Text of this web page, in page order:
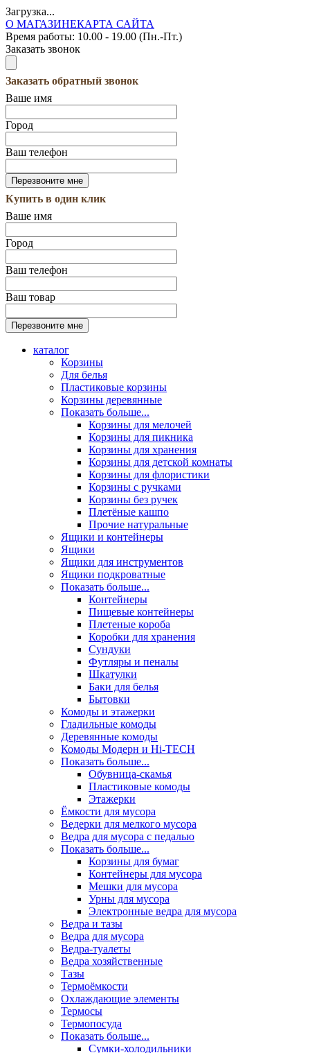
Загрузка...
О МАГАЗИНЕКАРТА САЙТА
Время работы: 10.00 - 19.00 (Пн.-Пт.)
Заказать звонок
Заказать обратный звонок
Ваше имя
Город
Ваш телефон
Купить в один клик
Ваше имя
Город
Ваш телефон
Ваш товар
каталог
Корзины
Для белья
Пластиковые корзины
Корзины деревянные
Показать больше...
Корзины для мелочей
Корзины для пикника
Корзины для хранения
Корзины для детской комнаты
Корзины для флористики
Корзины с ручками
Корзины без ручек
Плетёные кашпо
Прочие натуральные
Ящики и контейнеры
Ящики
Ящики для инструментов
Ящики подкроватные
Показать больше...
Контейнеры
Пищевые контейнеры
Плетеные короба
Коробки для хранения
Сундуки
Футляры и пеналы
Шкатулки
Баки для белья
Бытовки
Комоды и этажерки
Гладильные комоды
Деревянные комоды
Комоды Модерн и Hi-TECH
Показать больше...
Обувница-скамья
Пластиковые комоды
Этажерки
Ёмкости для мусора
Ведерки для мелкого мусора
Ведра для мусора с педалью
Показать больше...
Корзины для бумаг
Контейнеры для мусора
Мешки для мусора
Урны для мусора
Электронные ведра для мусора
Ведра и тазы
Ведра для мусора
Ведра-туалеты
Ведра хозяйственные
Тазы
Термоёмкости
Охлаждающие элементы
Термосы
Термопосуда
Показать больше...
Сумки-холодильники